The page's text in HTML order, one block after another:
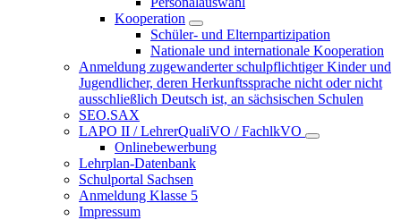
Kooperation
Schüler- und Elternpartizipation
Nationale und internationale Kooperation
Anmeldung zugewanderter schulpflichtiger Kinder und
Jugendlicher, deren Herkunftssprache nicht oder nicht
ausschließlich Deutsch ist, an sächsischen Schulen
SEO.SAX
LAPO II / LehrerQualiVO / FachlkVO
Onlinebewerbung
Lehrplan-Datenbank
Schulportal Sachsen
Anmeldung Klasse 5
Impressum